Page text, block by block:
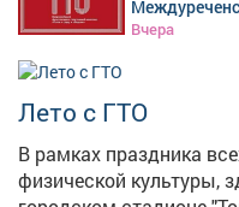
ГЛАВНАЯ ЦЕЛЬ: Привлечение молодёжи к регулярным
что ты в движении!
Вчера
Лето с ГТО
В рамках праздника
физической культуры,